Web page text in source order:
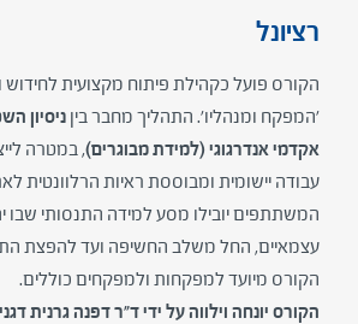
רציונל
הקורס פועל כקהילת פיתוח מקצועית לחידוש
'המפקח ומנהליו'. התהליך מחבר בין ניסיון
אקדמי אנדרגוגי (למידת מבוגרים), במטרה
המשתתפים יובילו מסע למידה התנסותי שבו
עצמאיים, החל משלב החשיפה ועד להפצת
הקורס מיועד למפקחות ולמפקחים כוללים.
הקורס יונחה וילווה על ידי ד"ר דפנה גרנית